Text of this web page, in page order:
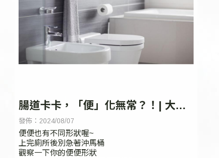
腸道卡卡，「便」化無常？！| 大腸
直腸外科 | 台中微創痔瘡手術
發佈：2024/08/07
便便也有不同形狀喔~
上完廁所後別急著沖馬桶
觀察一下你的便便形狀